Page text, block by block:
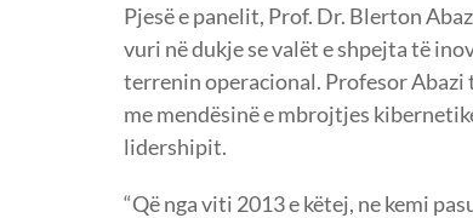
Pjesë e panelit, Prof. Dr. Blerton
vuri në dukje se valët e shpejta të
terrenin operacional. Profesor
me mendësinë e mbrojtjes
lidershipit.
“Që nga viti 2013 e këtej, ne kemi